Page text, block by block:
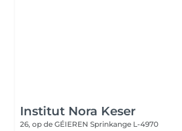
Institut Nora Keser
26, op de GÉIEREN Sprinkange L-4970